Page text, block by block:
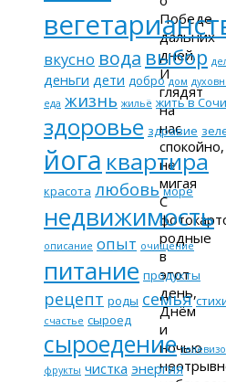
Победе
дальних
дней.
И
глядят
на
нас
спокойно,
не
мигая
С
родные
в
этот
день,
Днём
и
ночью
вкусно вода выбор
деньги дети добро дом
еда жизнь жильё жить в Сочи
здоровье здравие
йога квартира
красота любовь море
недвижимость
описание опыт очищение
питание продукты
рецепт роды семья
счастье сыроед
сыроедение
фрукты чистка энергия